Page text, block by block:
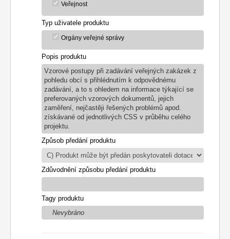
Veřejnost
Typ uživatele produktu
Orgány veřejné správy
Popis produktu
Vzorové postupy při zadávání veřejných zakázek z
pohledu obcí s přihlédnutím k odpovědnému
zadávání, a to s ohledem na informace týkající se
preferovaných vzorových dokumentů, jejich
zaměření, nejčastěji řešených problémů apod.
získávané od jednotlivých CSS v průběhu celého
projektu.
Způsob předání produktu
Zdůvodnění způsobu předání produktu
Tagy produktu
Nevybráno